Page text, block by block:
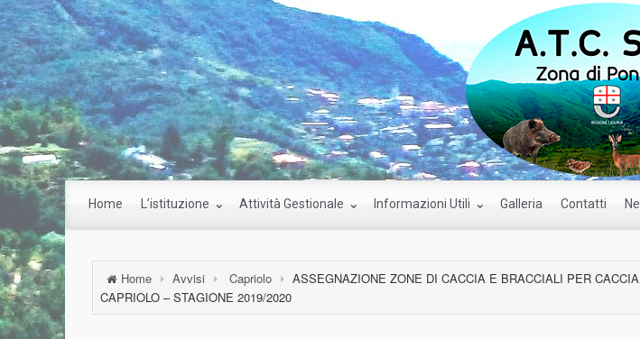
Home L’istituzione Attività Gestionale Informazioni Utili Galleria Contatti
Home Avvisi Capriolo
ASSEGNAZIONE ZONE DI CACCIA E BRACCIALI PER
CAPRIOLO – STAGIONE 2019/2020